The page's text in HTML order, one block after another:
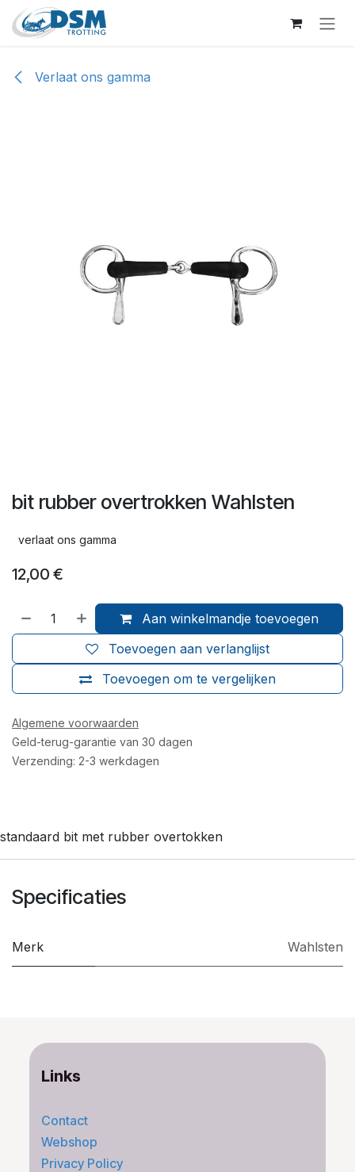
Overslaan naar inhoud
Verlaat ons gamma
bit rubber overtrokken Wahlsten
verlaat ons gamma
12,00 €
Aan winkelmandje toevoegen
Toevoegen om te vergelijken
Toevoegen aan verlanglijst
Algemene voorwaarden
Geld-terug-garantie van 30 dagen
Verzending: 2-3 werkdagen
standaard bit met rubber overtokken
Specificaties
Merk Wahlsten
Links
Contact
Webshop
Privacy Policy